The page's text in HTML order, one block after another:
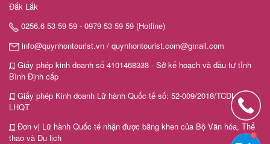
Đắk Lắk
0256.6 53 59 59 - 0979 53 59 59 (Hotline)
info@quynhontourist.vn / quynhontourist.com@gmail.com
Giấy phép kinh doanh số 4101468338 - Sở kế hoạch và đầu tư tỉnh
Bình Định cấp
Giấy phép Kinh doanh Lữ hành Quốc tế số: 52-009/2018/TCDL-GP
LHQT
Đơn vị Lữ hành Quốc tế nhận được bằng khen của Bộ Văn hóa, Thể
thao và Du lịch